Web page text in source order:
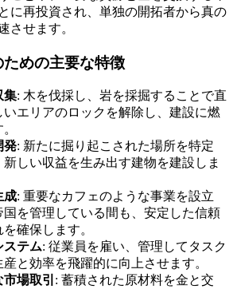
に再投資され、単独の開拓者から真の
させます。
めの主要な特徴
集: 木を伐採し、岩を採掘することで直
エリアのロックを解除し、建設に燃
発: 新たに掘り起こされた場所を特定
新しい収益を生み出す建物を建設しま
成: 重要なカフェのような事業を設立
国を管理している間も、安定した信頼
確保します。
ステム: 従業員を雇い、管理してタスク
と効率を飛躍的に向上させます。
場取引 : 蓄積された原材料を金と交